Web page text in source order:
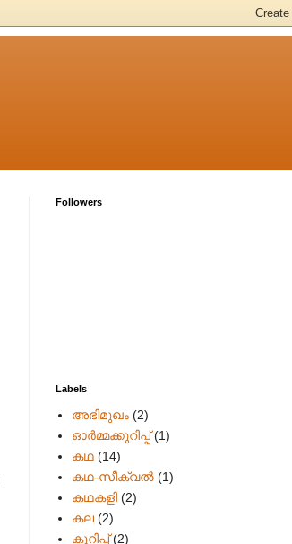
Followers
Labels
അഭിമുഖം (2)
ഓർമ്മക്കുറിപ്പ് (1)
കഥ (14)
കഥ-സീക്വല്‍ (1)
കഥകളി (2)
കല (2)
കുറിപ്പ് (2)